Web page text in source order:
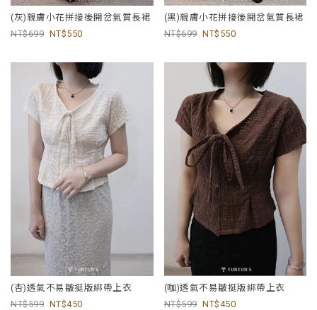
(灰)親膚小花拼接後開岔氣質長裙
699
550
(黑)親膚小花拼接後開岔氣質長裙
699
550
(杏)透氣不易皺挺版綁帶上衣
599
450
(咖)透氣不易皺挺版綁帶上衣
599
450